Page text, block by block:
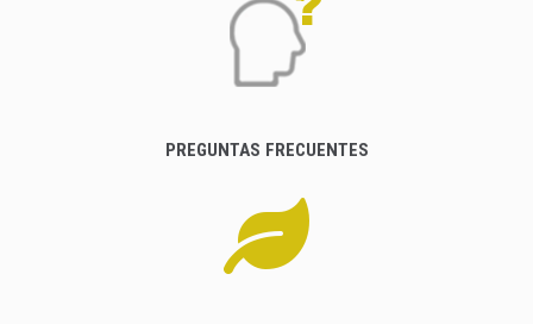
PREGUNTAS FRECUENTES